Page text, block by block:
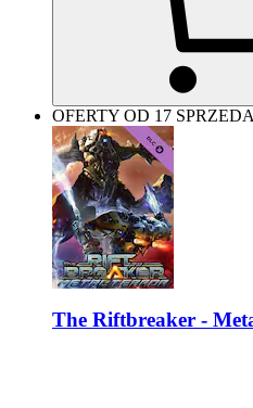
OFERTY OD 17
The Riftbreaker -